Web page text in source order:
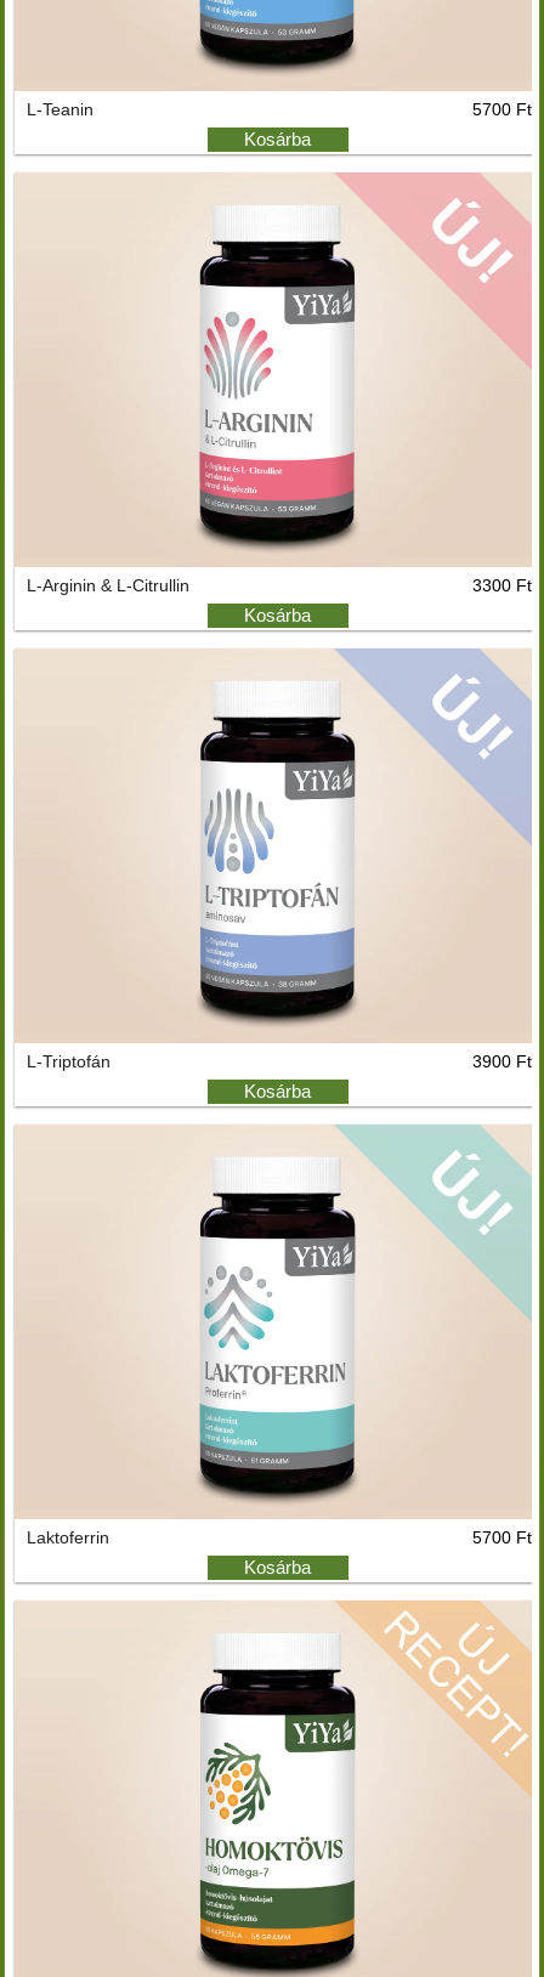
L-Teanin 5700 Ft
Kosárba
L-Arginin & L-Citrullin 3300 Ft
Kosárba
L-Triptofán 3900 Ft
Kosárba
Laktoferrin 5700 Ft
Kosárba